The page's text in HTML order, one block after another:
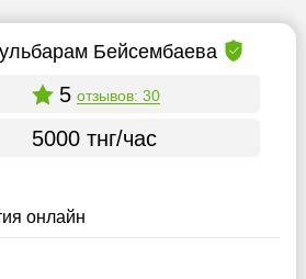
Бейсембаева
5 отзывов: 30
5000 тнг/час
онлайн